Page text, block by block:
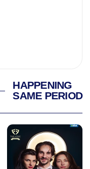
HAPPENING
SAME PERIOD